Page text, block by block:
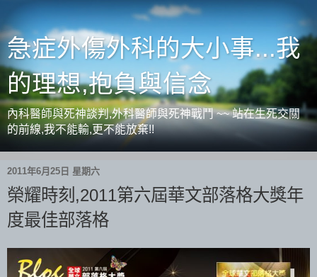
急症外傷外科的大小事...我
的理想,抱負與信念
內科醫師與死神談判,外科醫師與死神戰鬥 ~~ 站在生死交關
的前線,我不能輸,更不能放棄!!
2011年6月25日 星期六
榮耀時刻,2011第六屆華文部落格大獎年
度最佳部落格